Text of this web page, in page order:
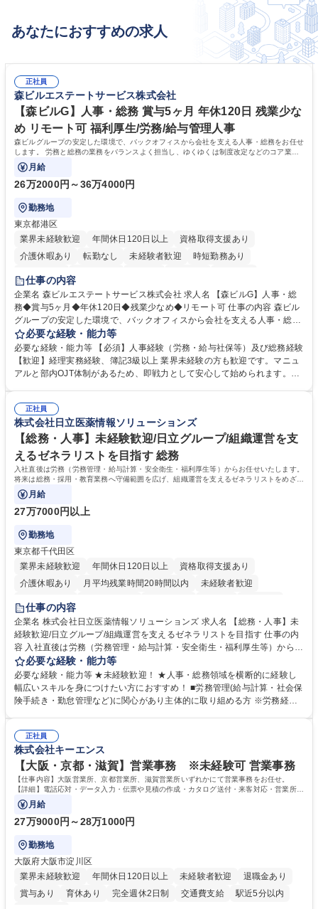
あなたにおすすめの求人
正社員
森ビルエステートサービス株式会社
【森ビルG】人事・総務 賞与5ヶ月 年休120日 残業少な
め リモート可 福利厚生/労務/給与管理人事
森ビルグループの安定した環境で、バックオフィスから会社を支える人事・総務をお任せ
します。 労務と総務の業務をバランスよく担当し、ゆくゆくは制度改定などのコア業務
にも挑戦できる、やりがいある環境です。
月給
26万2000円～36万4000円
勤務地
東京都港区
業界未経験歓迎
年間休日120日以上
資格取得支援あり
介護休暇あり
転勤なし 未経験者歓迎
時短勤務あり
経験者歓迎
完全週休2日制
交通費支給 長期歓迎 駅近5分以内 土日祝休み
仕事の内容
企業名 森ビルエステートサービス株式会社 求人名 【森ビルG】人事・総
務◆賞与5ヶ月◆年休120日◆残業少なめ◆リモート可 仕事の内容 森ビル
グループの安定した環境で、バックオフィスから会社を支える人事・総務
をお任せします。 労務と総務の業務をバランスよく担当し、ゆくゆくは制
度改定などのコア業務にも挑戦できる、やりがいある環境です。 ■勤怠管
理、給与計算、社会保険手続き、年末調整等の労務管理全般 ■入退社手続
き、社内規定の改定や人事制度改定などのコア業務 ■社内イベントの企画
でも質問・相談できる環境が整っているため、安心して成長できます。 募
集職種 【森ビルG】人事・総務◆賞与5ヶ月◆年休120日◆残業少なめ◆
リモート可
必要な経験・能力等
必要な経験・能力等 【必須】人事経験（労務・給与社保等）及び総務経験
【歓迎】経理実務経験、簿記3級以上 業界未経験の方も歓迎です。マニュ
アルと部内OJT体制があるため、即戦力として安心して始められます。
務に挑戦できるため、自身の成長と組織への貢献度をダイレクトに実感で
きます。 残業少なめ、週1日リモート可など、ワークライフバランスを保
ち長期活躍できる環境です。 「これまでの幅広い経験を活かし、長期的な
キャリアを築きたい」という前向きな意欲と挑戦を全力で応援します。 学
歴・資格 学歴：大学院 大学 高専 短大 専修学校 高校 語学力： 資格：日商
簿記検定1級 日商簿記検定2級 日商簿記検定3級
正社員
株式会社日立医薬情報ソリューションズ
【総務・人事】未経験歓迎/日立グループ/組織運営を支
えるゼネラリストを目指す 総務
入社直後は労務（労務管理・給与計算・安全衛生・福利厚生等）からお任せいたします。
将来は総務・採用・教育業務へ守備範囲を広げ、組織運営を支えるゼネラリストをめざせ
ます。
月給
27万7000円以上
勤務地
東京都千代田区
業界未経験歓迎
年間休日120日以上
資格取得支援あり
介護休暇あり
月平均残業時間20時間以内
未経験者歓迎
住宅手当あり
育休あり
完全週休2日制 交通費支給 土日祝休み 寮・社宅あり
仕事の内容
企業名 株式会社日立医薬情報ソリューションズ 求人名 【総務・人事】未
経験歓迎/日立グループ/組織運営を支えるゼネラリストを目指す 仕事の内
容 入社直後は労務（労務管理・給与計算・安全衛生・福利厚生等）からお
任せいたします。将来は総務・採用・教育業務へ守備範囲を広げ、組織運
営を支えるゼネラリストをめざせます。 ・初期業務：労働時間管理、給与
計算、社会保険対応、福利厚生管理、安全衛生、健康経営推進等をお任せ
します。ご経験に応じて、休職者管理など、幅広く経験を積んでいただき
幅広く経験を積みたい意欲がある方に最適な環境です。 募集職種 【総
務・人事】未経験歓迎/日立グループ/組織運営を支えるゼネラリストを目
指す
必要な経験・能力等
必要な経験・能力等 ★未経験歓迎！ ★人事・総務領域を横断的に経験し
幅広いスキルを身につけたい方におすすめ！ ■労務管理(給与計算・社会保
険手続き・勤怠管理など)に関心があり主体的に取り組める方 ※労務経験
のご経験 ■労務管理（給与計算・社会保険手続き・勤怠管理など）の経験
■衛生管理者の資格をお持ちの方 学歴・資格 学歴：大学院 大学 高専 短大
専修学校 高校 語学力： 資格：
正社員
株式会社キーエンス
【大阪・京都・滋賀】営業事務 ※未経験可 営業事務
【仕事内容】大阪営業所、京都営業所、滋賀営業所いずれかにて営業事務をお任せ。
【詳細】電話応対・データ入力・伝票や見積の作成・カタログ送付・来客対応・営業所内
で発生する事務業務や業務改善をお任せ。
月給
27万9000円～28万1000円
勤務地
大阪府大阪市淀川区
業界未経験歓迎
年間休日120日以上 未経験者歓迎
退職金あり
賞与あり
育休あり 完全週休2日制 交通費支給
駅近5分以内